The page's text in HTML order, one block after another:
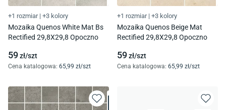
+1 rozmiar | +3 kolory
Mozaika Quenos White Mat Bs
Rectified 29,8X29,8 Opoczno
59zł/szt
Cena katalogowa: 65,99 zł/szt
+1 rozmiar | +3 kolory
Mozaika Quenos Beige Mat
Rectified 29,8X29,8 Opoczno
59zł/szt
Cena katalogowa: 65,99 zł/szt